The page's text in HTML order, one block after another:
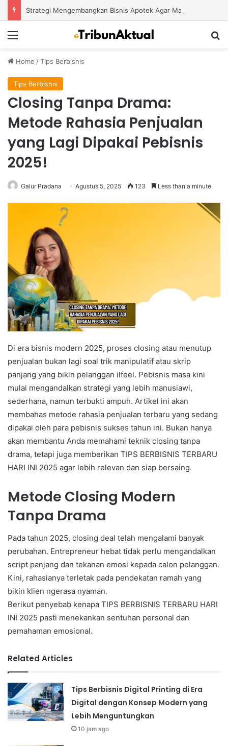
Home /Tips Berbisnis
Tips Berbisnis
Closing Tanpa Drama:
Metode Rahasia Penjualan
yang Lagi Dipakai Pebisnis
2025!
Galur Pradana Agustus 5, 2025 123 Less than a minute
Di era bisnis modern 2025, proses closing atau menutup
penjualan bukan lagi soal trik manipulatif atau skrip
panjang yang bikin pelanggan ilfeel. Pebisnis masa kini
mulai mengandalkan strategi yang lebih manusiawi,
sederhana, namun terbukti ampuh. Artikel ini akan
membahas metode rahasia penjualan terbaru yang sedang
dipakai oleh para pebisnis sukses tahun ini. Bukan hanya
akan membantu Anda memahami teknik closing tanpa
drama, tetapi juga memberikan TIPS BERBISNIS TERBARU
HARI INI 2025 agar lebih relevan dan siap bersaing.
Metode Closing Modern
Tanpa Drama
Pada tahun 2025, closing deal telah mengalami banyak
perubahan. Entrepreneur hebat tidak perlu mengandalkan
script panjang dan tekanan emosi kepada calon pelanggan.
Kini, rahasianya terletak pada pendekatan ramah yang
bikin klien ngerasa nyaman.
Berikut penyebab kenapa TIPS BERBISNIS TERBARU HARI
INI 2025 pasti menekankan sentuhan personal dan
pemahaman emosional.
Related Articles
Tips Berbisnis Digital Printing di Era
Digital dengan Konsep Modern yang
Lebih Menguntungkan
10 jam ago